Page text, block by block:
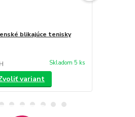
blikajúce tenisky
Skladom 5 ks
variant